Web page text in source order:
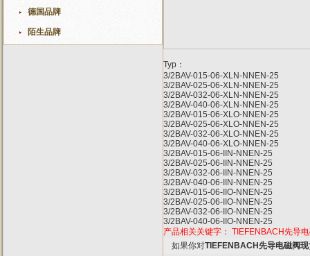
德国品牌
陌生品牌
Typ：
3/2BAV-015-06-XLN-NNEN-25
3/2BAV-025-06-XLN-NNEN-25
3/2BAV-032-06-XLN-NNEN-25
3/2BAV-040-06-XLN-NNEN-25
3/2BAV-015-06-XLO-NNEN-25
3/2BAV-025-06-XLO-NNEN-25
3/2BAV-032-06-XLO-NNEN-25
3/2BAV-040-06-XLO-NNEN-25
3/2BAV-015-06-IIN-NNEN-25
3/2BAV-025-06-IIN-NNEN-25
3/2BAV-032-06-IIN-NNEN-25
3/2BAV-040-06-IIN-NNEN-25
3/2BAV-015-06-IIO-NNEN-25
3/2BAV-025-06-IIO-NNEN-25
3/2BAV-032-06-IIO-NNEN-25
3/2BAV-040-06-IIO-NNEN-25
产品相关关键字： TIEFENBACH先导
如果你对TIEFENBACH先导电磁阀现